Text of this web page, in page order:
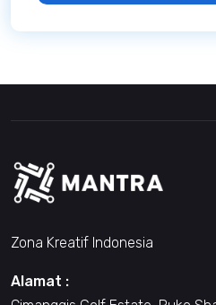
Zona Kreatif Indonesia
Alamat :